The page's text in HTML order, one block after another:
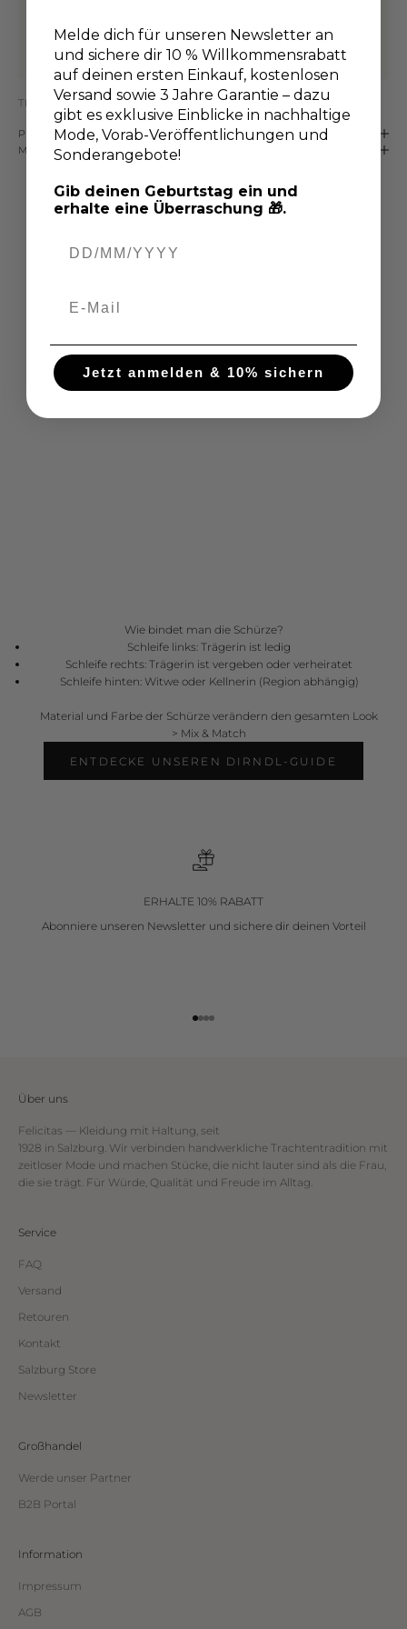
Gehe zu Element 1
Gehe zu Element 2
TEILEN
PASSFORM-DETAILS
MATERIAL & PFLEGE
Wie bindet man die Schürze?
Schleife links: Trägerin ist ledig
Schleife rechts: Trägerin ist vergeben oder verheiratet
Schleife hinten: Witwe oder Kellnerin (Region abhängig)
Material und Farbe der Schürze verändern den gesamten Look
> Mix & Match
ENTDECKE UNSEREN DIRNDL-GUIDE
ERHALTE 10% RABATT
Abonniere unseren Newsletter und sichere dir deinen Vorteil
Gehe zu Element 1
Gehe zu Element 2
Gehe zu Element 3
Gehe zu Element 4
Über uns
Felicitas — Kleidung mit Haltung, seit
1928 in Salzburg. Wir verbinden handwerkliche Trachtentradition mit
zeitloser Mode und machen Stücke, die nicht lauter sind als die Frau,
die sie trägt. Für Würde, Qualität und Freude im Alltag.
Service
FAQ
Versand
Retouren
Kontakt
Salzburg Store
Newsletter
Großhandel
Werde unser Partner
B2B Portal
Information
Impressum
AGB
Melde dich für unseren Newsletter an
und sichere dir 10 % Willkommensrabatt
auf deinen ersten Einkauf, kostenlosen
Versand sowie 3 Jahre Garantie – dazu
gibt es exklusive Einblicke in nachhaltige
Mode, Vorab-Veröffentlichungen und
Sonderangebote!
Gib deinen Geburtstag ein und
erhalte eine Überraschung 🎁.
Jetzt anmelden & 10% sichern